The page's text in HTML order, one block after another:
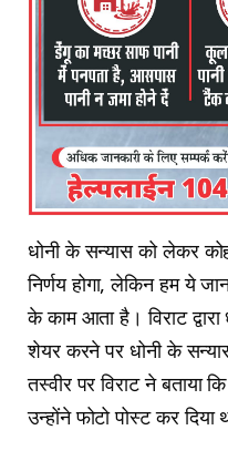
धोनी के सन्यास को लेकर
निर्णय होगा, लेकिन हम ये
के काम आता है। विराट
शेयर करने पर धोनी के
तस्वीर पर विराट ने बताया
उन्होंने फोटो पोस्ट कर दिया